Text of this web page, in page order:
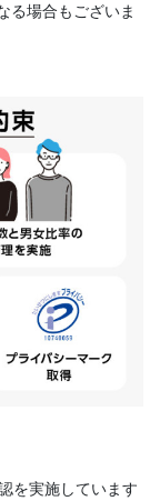
る場合もございま
を実施しています